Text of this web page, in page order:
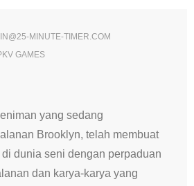
MINUTE-TIMER.COM
GAMES
yang sedang
Brooklyn, telah membuat
dunia seni dengan perpaduan
dan karya-karya yang